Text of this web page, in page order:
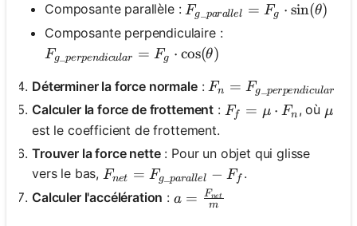
Composante parallèle : F_{g\_parallel} = F_g
Fg parallel = Fg ⋅ sin(θ)
Composante perpendiculaire :
F_{g\_perpendicular} = F_g \cdot \cos(\theta)
Fg _perpendicular = Fg ⋅ cos(θ)
Déterminer la force normale: F_n =
Fn = Fg_perpendicular
Calculer la force de frottement : F_f = \mu \cdot
Ff = μ ⋅ Fn , où \mu
μ
est le coefficient de frottement.
Trouver la force nette: Pour un objet qui glisse
vers le bas, F_{net} = F_{g\_parallel} - F_f
Fnet = Fg _parallel − F f .
Calculer l'accélération : a = \frac{F_{net}}{m}
a = m
Fnet